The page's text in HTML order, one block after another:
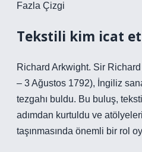
Fazla Çizgi
Tekstili kim icat
Richard Arkwight. Sir
– 3 Ağustos 1792), İngiliz
tezgahı buldu. Bu buluş,
adımdan kurtuldu ve
taşınmasında önemli bir rol